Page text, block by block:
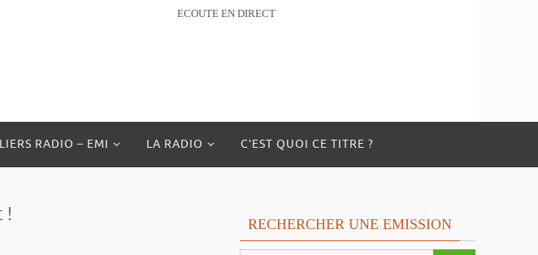
ECOUTE EN DIRECT
RADIO – EMI LA RADIO C’EST QUOI CE TITRE ?
! RECHERCHER UNE EMISSION